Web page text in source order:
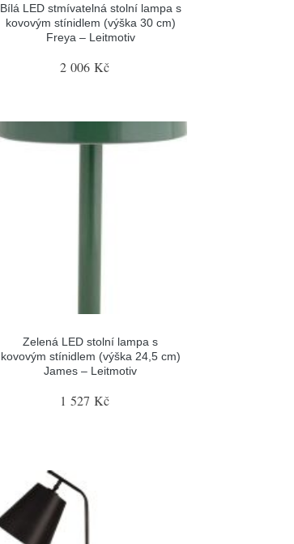
Bílá LED stmívatelná stolní lampa s
kovovým stínidlem (výška 30 cm)
Freya – Leitmotiv
2 006 Kč
Zelená LED stolní lampa s
kovovým stínidlem (výška 24,5 cm)
James – Leitmotiv
1 527 Kč